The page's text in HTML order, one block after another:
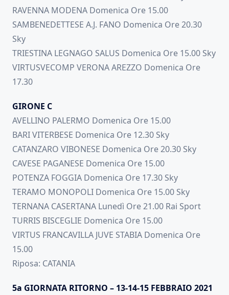
RAVENNA MODENA Domenica Ore 15.00
SAMBENEDETTESE A.J. FANO Domenica Ore 20.30
Sky
TRIESTINA LEGNAGO SALUS Domenica Ore 15.00 Sky
VIRTUSVECOMP VERONA AREZZO Domenica Ore
17.30
GIRONE C
AVELLINO PALERMO Domenica Ore 15.00
BARI VITERBESE Domenica Ore 12.30 Sky
CATANZARO VIBONESE Domenica Ore 20.30 Sky
CAVESE PAGANESE Domenica Ore 15.00
POTENZA FOGGIA Domenica Ore 17.30 Sky
TERAMO MONOPOLI Domenica Ore 15.00 Sky
TERNANA CASERTANA Lunedì Ore 21.00 Rai Sport
TURRIS BISCEGLIE Domenica Ore 15.00
VIRTUS FRANCAVILLA JUVE STABIA Domenica Ore
15.00
Riposa: CATANIA
5a GIORNATA RITORNO – 13-14-15 FEBBRAIO 2021